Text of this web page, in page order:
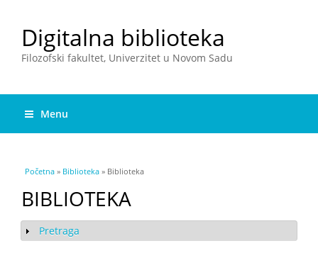
Digitalna biblioteka
Filozofski fakultet, Univerzitet u Novom Sadu
Menu
You are here
Početna » Biblioteka » Biblioteka
BIBLIOTEKA
Show
Pretraga